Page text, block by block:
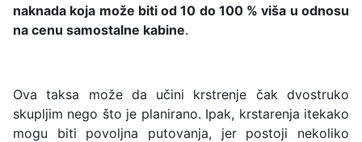
naknada koja može biti od 10 do 100 % viša u odnosu
na cenu samostalne kabine.
Ova taksa može da učini krstrenje čak dvostruko
skupljim nego što je planirano. Ipak, krstarenja itekako
mogu biti povoljna putovanja, jer postoji nekoliko